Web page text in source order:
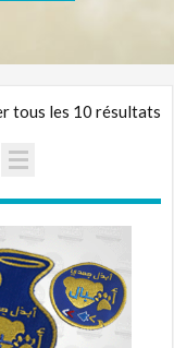
tous les 10 résultats